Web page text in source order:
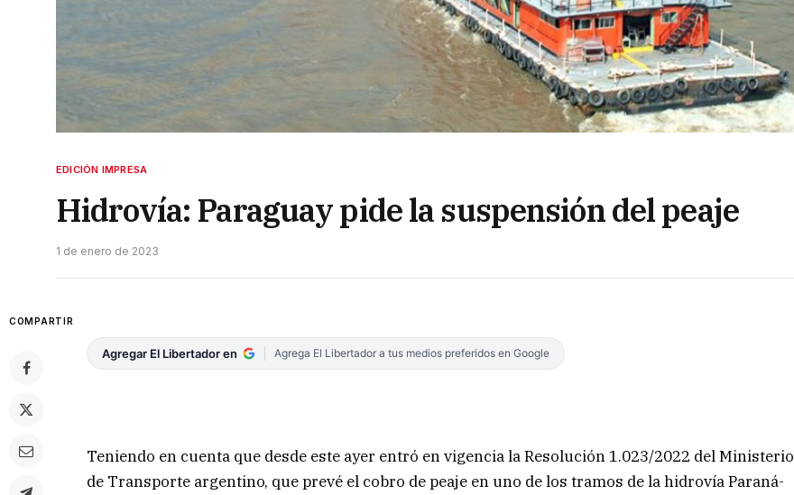
EDICIÓN IMPRESA
Hidrovía: Paraguay pide la suspensión del peaje
1 de enero de 2023
COMPARTIR
Agregar El Libertador en Agrega El Libertador a tus medios preferidos en Google
Teniendo en cuenta que desde este ayer entró en vigencia la Resolución 1.023/2022 del Ministerio
de Transporte argentino, que prevé el cobro de peaje en uno de los tramos de la hidrovía Paraná-